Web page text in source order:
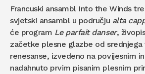
Francuski ansambl Into the Winds
svjetski ansambl u području alta
će program Le parfait danser,
začetke plesne glazbe od srednjega
renesanse, izvedeno na povijesnim
nadahnuto prvim pisanim plesnim